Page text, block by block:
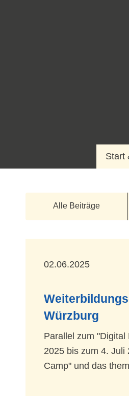
Start
Alle Beiträge
02.06.2025
Würzburg
Parallel zum
2025 bis zum 4. Juli
Camp" und das